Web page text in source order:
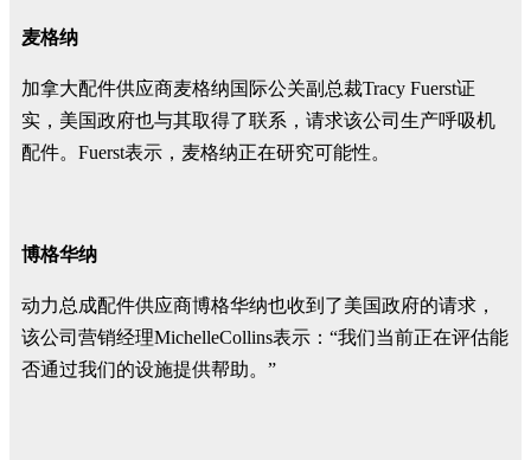
麦格纳
加拿大配件供应商麦格纳国际公关副总裁Tracy Fuerst证
实，美国政府也与其取得了联系，请求该公司生产呼吸机
配件。Fuerst表示，麦格纳正在研究可能性。
博格华纳
动力总成配件供应商博格华纳也收到了美国政府的请求，
该公司营销经理MichelleCollins表示：“我们当前正在评估能
否通过我们的设施提供帮助。”